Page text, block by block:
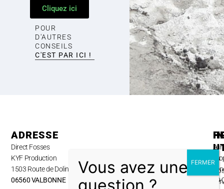
Cliquez ici
POUR
D'AUTRES
CONSEILS
C'EST PAR ICI !
ADRESSE
Direct Fosses
KYF Production
1503 Route de Dolines,
06560 VALBONNE
au
A